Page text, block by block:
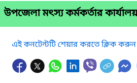
উপজেলা মৎস্য কর্মকর্তার
এই কনটেন্টটি শেয়ার করতে ক্লিক করুন